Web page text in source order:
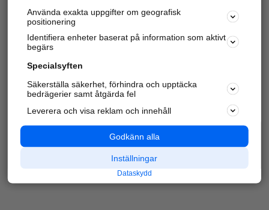
Varje vecka besöker du och4 miljoner
andra
härliga användare oss för att hitta rätt lokal
information om företag, privatpersoner och
platser.
Använda exakta uppgifter om geografisk
positionering
Identifiera enheter baserat på information som aktivt
begärs
Specialsyften
Säkerställa säkerhet, förhindra och upptäcka
bedrägerier samt åtgärda fel
Leverera och visa reklam och innehåll
Godkänn alla
Inställningar
Dataskydd